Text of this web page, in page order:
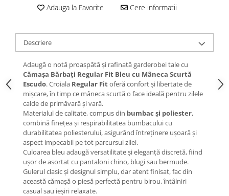
Adauga la Favorite Cere informatii
Descriere
Adaugă o notă proaspătă și rafinată garderobei tale cu
Cămașa Bărbați Regular Fit Bleu cu Mâneca Scurtă
Escudo. Croiala Regular Fitoferă confort și libertate de
mișcare, în timp ce mâneca scurtă o face ideală pentru zilele
calde de primăvară și vară.
Materialul de calitate, compus din bumbac și poliester,
combină finețea și respirabilitatea bumbacului cu
durabilitatea poliesterului, asigurând întreținere ușoară și
aspect impecabil pe tot parcursul zilei.
Culoarea bleu adaugă versatilitate și eleganță discretă, fiind
ușor de asortat cu pantaloni chino, blugi sau bermude.
Gulerul clasic și designul simplu, dar atent finisat, fac din
această cămașă o piesă perfectă pentru birou, întâlniri
casual sau ieșiri relaxate.